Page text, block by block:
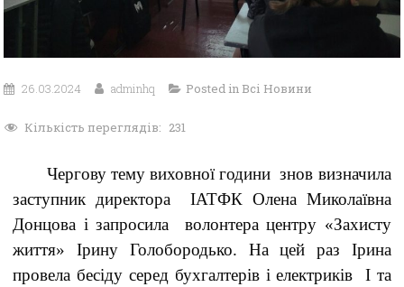
26.03.2024 adminhq Posted in Всі Новини
Кількість переглядів: 231
Чергову тему виховної години знов визначила
заступник директора ІАТФК Олена Миколаївна
Донцова і запросила волонтера центру «Захисту
життя» Ірину Голобородько. На цей раз Ірина
провела бесіду серед бухгалтерів і електриків І та